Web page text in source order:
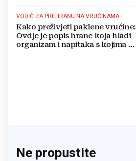
VODIČ ZA PREHRANU NA VRUĆINAMA
Kako preživjeti paklene vrućine:
Ovdje je popis hrane koja hladi
organizam i napitaka s kojima si
Ne propustite